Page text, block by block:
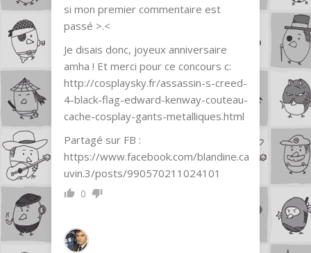
si mon premier commentaire est
passé >.<
Je disais donc, joyeux anniversaire
amha ! Et merci pour ce concours c:
http://cosplaysky.fr/assassin-s-creed-
4-black-flag-edward-kenway-couteau-
cache-cosplay-gants-metalliques.html
Partagé sur FB :
https://www.facebook.com/blandine.ca
uvin.3/posts/990570211024101
0